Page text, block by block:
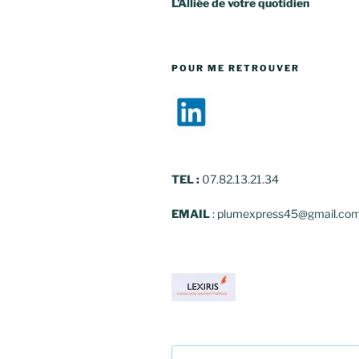
L’Alliée de votre quotidien
POUR ME RETROUVER
TEL: 07.82.13.21.34
EMAIL: